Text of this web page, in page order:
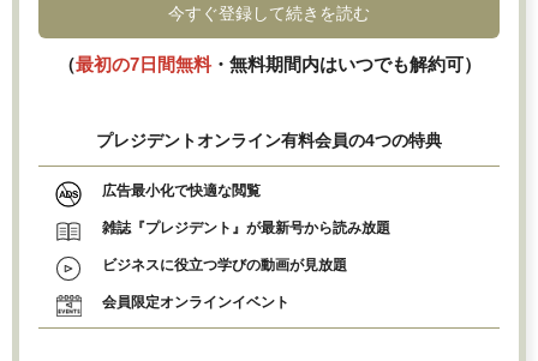
今すぐ登録して続きを読む
（最初の7日間無料・無料期間内はいつでも解約可）
プレジデントオンライン有料会員の4つの特典
広告最小化で快適な閲覧
雑誌『プレジデント』が最新号から読み放題
ビジネスに役立つ学びの動画が見放題
会員限定オンラインイベント